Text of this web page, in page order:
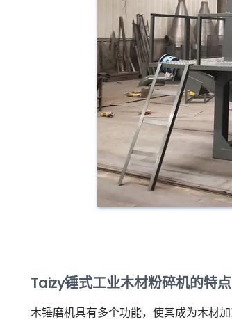
Taizy锤式工业木材粉碎机的特点
木锤磨机具有多个功能，使其成为木材